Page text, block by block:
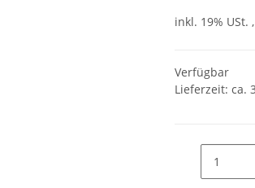
inkl. 19% USt.
Verfügbar
Lieferzeit: ca.